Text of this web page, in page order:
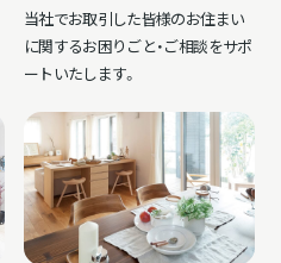
当社でお取引した皆様のお住まい
に関するお困りごと・ご相談をサポ
ートいたします。